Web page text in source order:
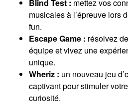
Blind Test : mettez vos
musicales à l’épreuve lors
fun.
Escape Game : résolvez
équipe et vivez une
unique.
Wheriz : un nouveau jeu
captivant pour stimuler
curiosité.